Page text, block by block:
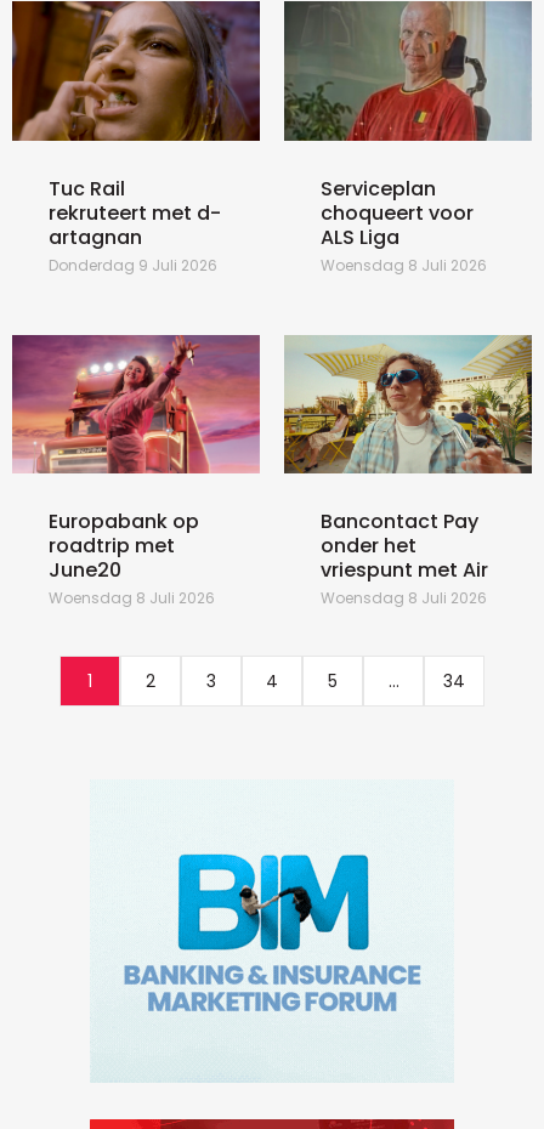
Tuc Rail
rekruteert met d-
artagnan
Donderdag 9 Juli 2026
Serviceplan
choqueert voor
ALS Liga
Woensdag 8 Juli 2026
Europabank op
roadtrip met
June20
Woensdag 8 Juli 2026
Bancontact Pay
onder het
vriespunt met Air
Woensdag 8 Juli 2026
1 2 3 4 5 ... 34